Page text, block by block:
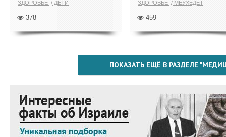
ЗДОРОВЬЕ ДЕТИ
378
ЗДОРОВЬЕ МЕУХЕДЕТ
459
ПОКАЗАТЬ ЕЩЁ В РАЗДЕЛЕ